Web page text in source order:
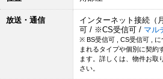
放送・通信
インターネット接続
可 / ※CS受信可 / マル
※ BS受信可 , CS受信可 ,
まれるタイプや個別に契約
ます。詳しくは、物件お取
さい。